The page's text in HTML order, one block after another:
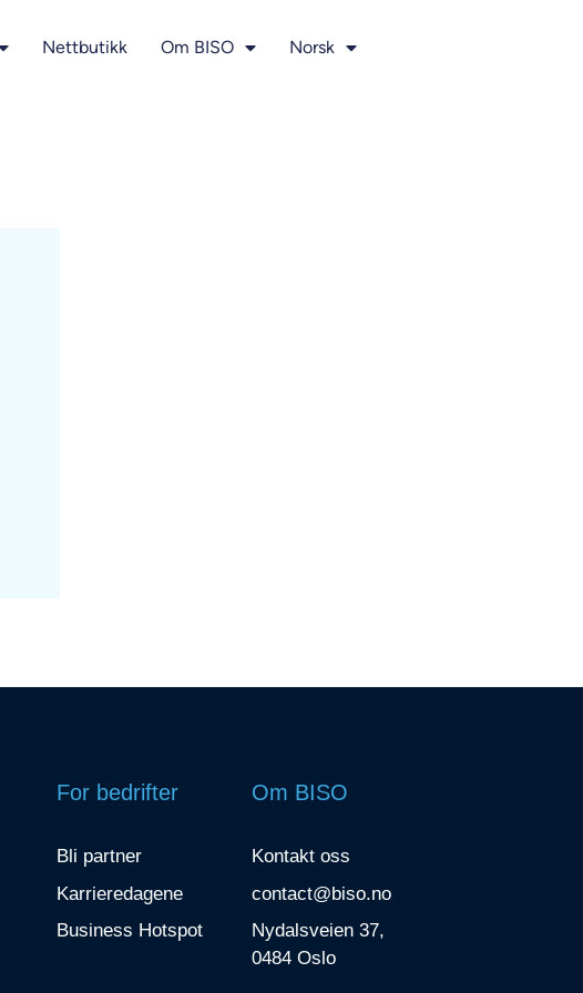
Nettbutikk Om BISO Norsk
For bedrifter
Bli partner
Karrieredagene
Business Hotspot
Om BISO
Kontakt oss
contact@biso.no
Nydalsveien 37,
0484 Oslo